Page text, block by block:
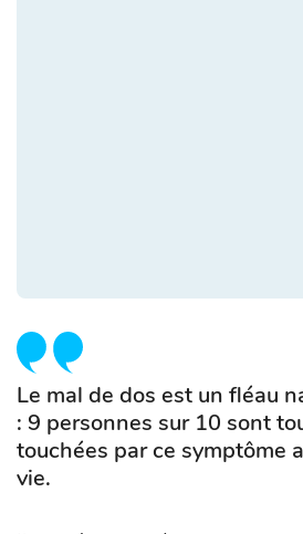
Le mal de dos est un fléau
: 9 personnes sur 10 sont
touchées par ce symptôme
vie.